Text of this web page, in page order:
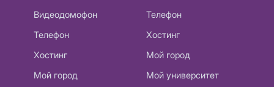
Видеодомофон
Телефон
Хостинг
Мой город
Телефон
Хостинг
Мой город
Мой университет